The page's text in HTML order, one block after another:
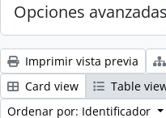
Opciones
Imprimir vista previa
Card view
Table
Ordenar por: Identificador